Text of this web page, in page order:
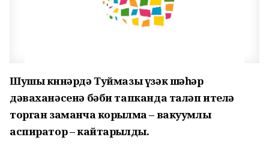
Шушы көннәрдә Туймазы үзәк шәһәр
дәваханәсенә бәби тапканда таләп ителә
торган заманча корылма – вакуумлы
аспиратор – кайтарылды.